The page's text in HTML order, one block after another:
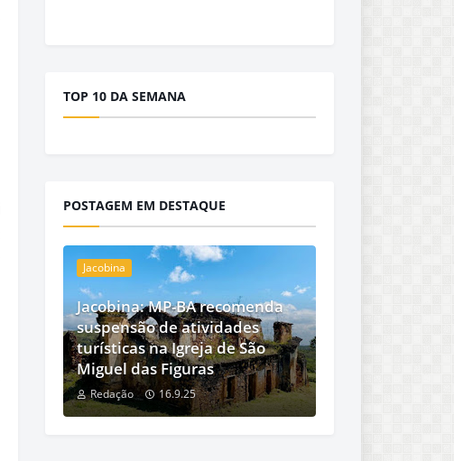
TOP 10 DA SEMANA
POSTAGEM EM DESTAQUE
Jacobina
Jacobina: MP-BA recomenda
suspensão de atividades
turísticas na Igreja de São
Miguel das Figuras
Redação 16.9.25